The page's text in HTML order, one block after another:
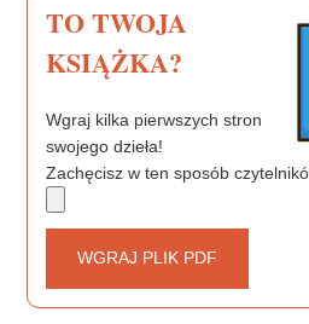
TO TWOJA
KSIĄŻKA?
Wgraj kilka pierwszych stron
swojego dzieła!
Zachęcisz w ten sposób
WGRAJ PLIK PDF